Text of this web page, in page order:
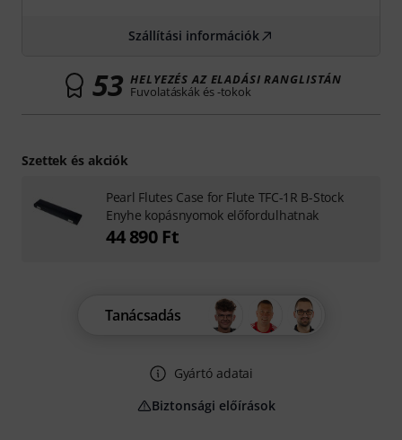
Szállítási információk
53 HELYEZÉS AZ ELADÁSI RANGLISTÁN
Fuvolatáskák és -tokok
Tanácsadás
Gyártó adatai
Biztonsági előírások
Szettek és akciók
Pearl Flutes Case for Flute TFC-1R B-Stock
Enyhe kopásnyomok előfordulhatnak
44 890 Ft